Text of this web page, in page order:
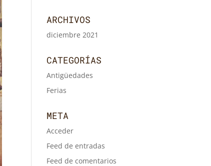
ARCHIVOS
diciembre 2021
CATEGORÍAS
Antigüedades
Ferias
META
Acceder
Feed de entradas
Feed de comentarios